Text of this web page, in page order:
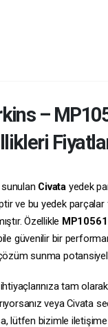
–
Civata yedek
ve bu yedek parçalar
Özellikle MP10561
güvenilir bir
çözüm sunma
tam
veya Civata
lütfen bizimle